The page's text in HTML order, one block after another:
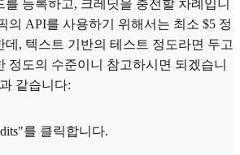
등록하고, 크레딧을 충전할 차례입니
의 API를 사용하기 위해서는 최소 $5 정
데, 텍스트 기반의 테스트 정도라면 두고
정도의 수준이니 참고하시면 되겠습니
같습니다:
를 클릭합니다.